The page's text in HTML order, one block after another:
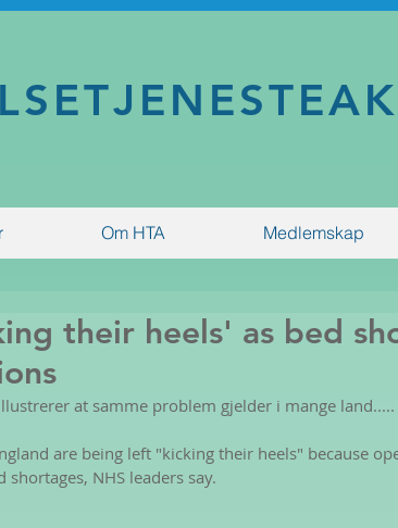
Om HTA Medlemskap
their heels' as bed
at samme problem gjelder i mange land.....
are being left "kicking their heels" because
NHS leaders say.